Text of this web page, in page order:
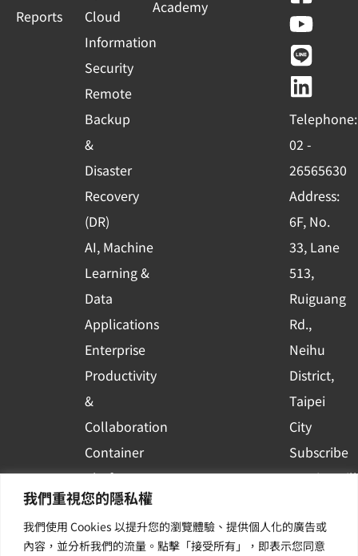
我們重視您的隱私權
我們使用 Cookies 以提升您的瀏覽體驗、提供個人化的廣告或
內容，並分析我們的流量。點擊「接受所有」，即表示您同意
Reports
Cloud
Information
Security
Remote
Backup
&
Disaster
Recovery
(DR)
AI, Machine
Learning &
Data
Applications
Enterprise
Productivity
&
Collaboration
Container
Platform
Applications
Others /
Academy
a
c
e
b
o
o
k
-
s
q
u
a
r
e
o
u
t
u
b
e
i
n
e
i
n
k
e
d
i
n
Telephone:
02 -
26565630
Address:
6F, No.
33, Lane
513,
Ruiguang
Rd.,
Neihu
District,
Taipei
City
Subscribe
to WingWill
the latest